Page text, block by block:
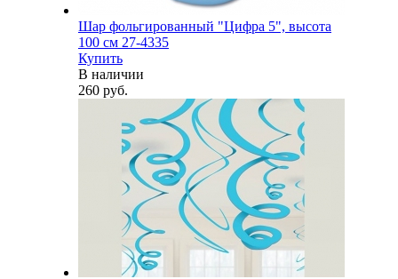
Шар фольгированный "Цифра 5", высота
100 см 27-4335
Купить
В наличии
260 руб.